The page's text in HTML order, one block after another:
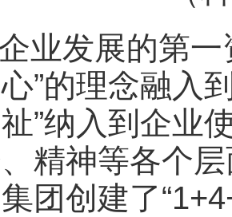
业发展的第
”的理念融入
”纳入到企业
精神等各个
团创建了